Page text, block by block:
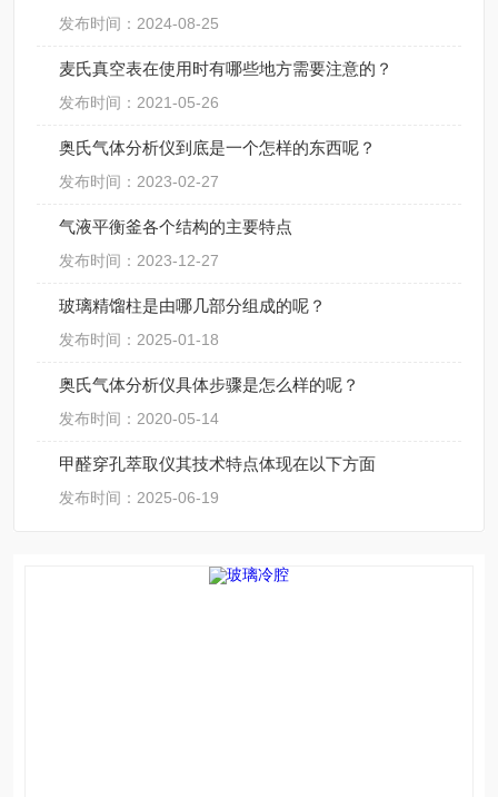
发布时间：2024-08-25
麦氏真空表在使用时有哪些地方需要注意的？
发布时间：2021-05-26
奥氏气体分析仪到底是一个怎样的东西呢？
发布时间：2023-02-27
气液平衡釜各个结构的主要特点
发布时间：2023-12-27
玻璃精馏柱是由哪几部分组成的呢？
发布时间：2025-01-18
奥氏气体分析仪具体步骤是怎么样的呢？
发布时间：2020-05-14
甲醛穿孔萃取仪其技术特点体现在以下方面
发布时间：2025-06-19